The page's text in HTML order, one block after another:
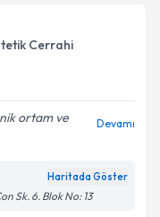
Cerrahi
ortam ve
Devamı
Haritada Göster
Sk. 6. Blok No: 13